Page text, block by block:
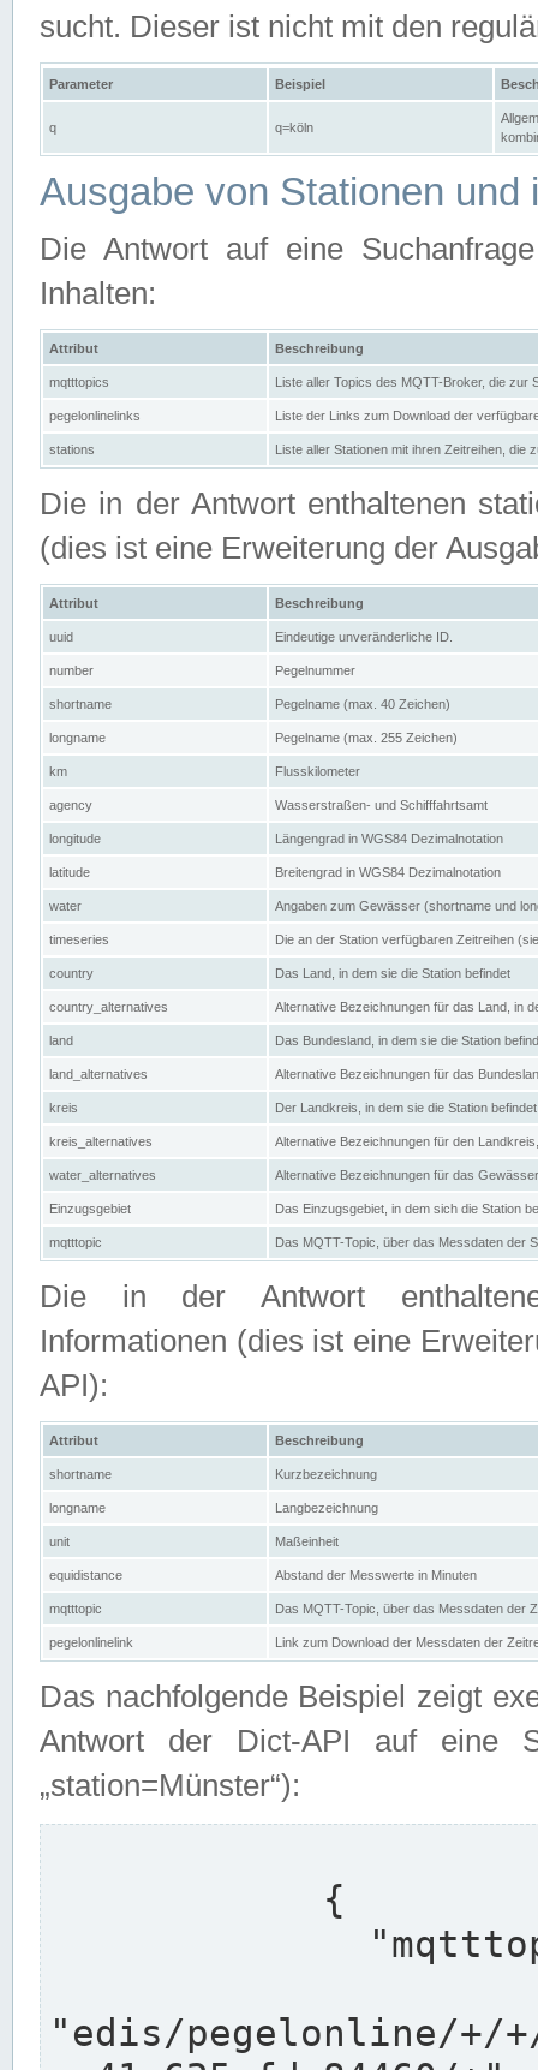
sucht. Dieser ist nicht mit den
Parameter Beispiel
q q=köln
Ausgabe von Stationen und
Die Antwort auf eine
Inhalten:
Attribut Beschreibung
mqtttopics Liste aller Topics des MQTT-Broker, die zur
pegelonlinelinks Liste der Links zum Download der
stations Liste aller Stationen mit ihren Zeitreihen, die
Die in der Antwort enthaltenen
(dies ist eine Erweiterung der
Attribut Beschreibung
uuid Eindeutige unveränderliche ID.
number Pegelnummer
shortname Pegelname (max. 40 Zeichen)
longname Pegelname (max. 255 Zeichen)
km Flusskilometer
agency Wasserstraßen- und Schifffahrtsamt
longitude Längengrad in WGS84 Dezimalnotation
latitude Breitengrad in WGS84 Dezimalnotation
water Angaben zum Gewässer (shortname und
timeseries Die an der Station verfügbaren Zeitreihen
country Das Land, in dem sie die Station befindet
country_alternatives Alternative Bezeichnungen für das Land, in
land Das Bundesland, in dem sie die Station
land_alternatives Alternative Bezeichnungen für das
kreis Der Landkreis, in dem sie die Station befindet
kreis_alternatives Alternative Bezeichnungen für den
water_alternatives Alternative Bezeichnungen für das
Einzugsgebiet Das Einzugsgebiet, in dem sich die Station
mqtttopic Das MQTT-Topic, über das Messdaten der
Die in der Antwort
Informationen (dies ist eine
API):
Attribut Beschreibung
shortname Kurzbezeichnung
longname Langbezeichnung
unit Maßeinheit
equidistance Abstand der Messwerte in Minuten
mqtttopic Das MQTT-Topic, über das Messdaten der
pegelonlinelink Link zum Download der Messdaten der
Das nachfolgende Beispiel zeigt
Antwort der Dict-API auf eine
„station=Münster“):
"edis/pegelonline/+/